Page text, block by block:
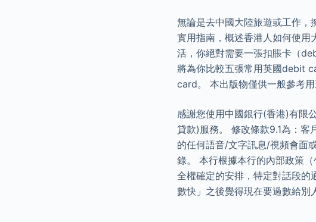
無論是去中國大陸旅遊或工作，
實用指南，概述香港人如何使用
活，你絕對需要一張扣賬卡（
將為你比較五張常用英國debit
card。 本出版物僅供一般參考
感謝您使用中國銀行(香港)有限
貸款)服務。 修改條款9.1為：客
的任何語音/文字訊息/視頻會面
錄。 本行根據本行的內部政策
全權確定的安排，特定對話段
數快」之後覺得現在要過數給別